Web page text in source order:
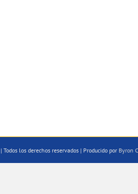
los derechos reservados | Producido por Byron